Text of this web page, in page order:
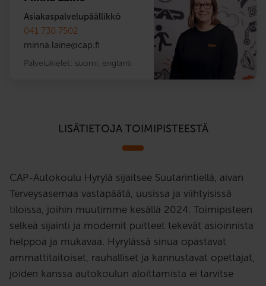
Asiakaspalvelupäällikkö
041 730 7502
minna.laine@cap.fi
Palvelukielet: suomi, englanti
LISÄTIETOJA TOIMIPISTEESTÄ
CAP-Autokoulu Hyrylä sijaitsee Suutarintiellä, aivan
Terveysasemaa vastapäätä, uusissa ja viihtyisissä
tiloissa, joihin muutimme kesällä 2024. Toimipisteen
selkeä sijainti ja modernit puitteet tekevät asioinnista
helppoa ja mukavaa. Hyrylässä sinua opastavat
ammattitaitoiset, rauhalliset ja kannustavat opettajat,
joiden kanssa autokoulun aloittamista ei tarvitse